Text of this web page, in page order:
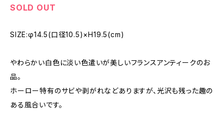
SOLD OUT
SIZE:φ14.5(口径10.5)×H19.5(cm)
やわらかい白色に淡い色遣いが美しいフランスアンティークのお
品。
ホーロー特有のサビや剥がれなどありますが、光沢も残った趣の
ある風合いです。